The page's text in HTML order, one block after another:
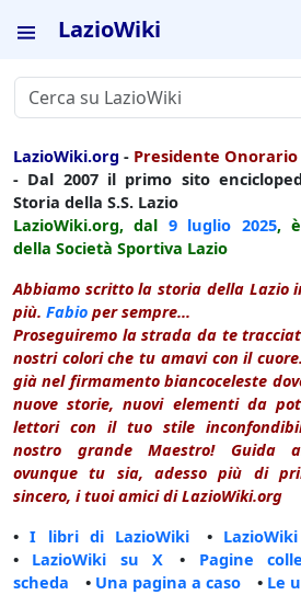
LazioWiki
LazioWiki.org - Presidente
- Dal 2007 il primo sito
Storia della S.S. Lazio
LazioWiki.org, dal 9 luglio 2025,
della Società Sportiva Lazio
Abbiamo scritto la storia della Lazio
più. Fabio per sempre...
Proseguiremo la strada da te
nostri colori che tu amavi con il
già nel firmamento biancoceleste
nuove storie, nuovi elementi da
lettori con il tuo stile
nostro grande Maestro! Guida
ovunque tu sia, adesso più di
sincero, i tuoi amici di LazioWiki.org
•I libri di LazioWiki •
• LazioWiki su X • Pagine
scheda • Una pagina a caso • Le